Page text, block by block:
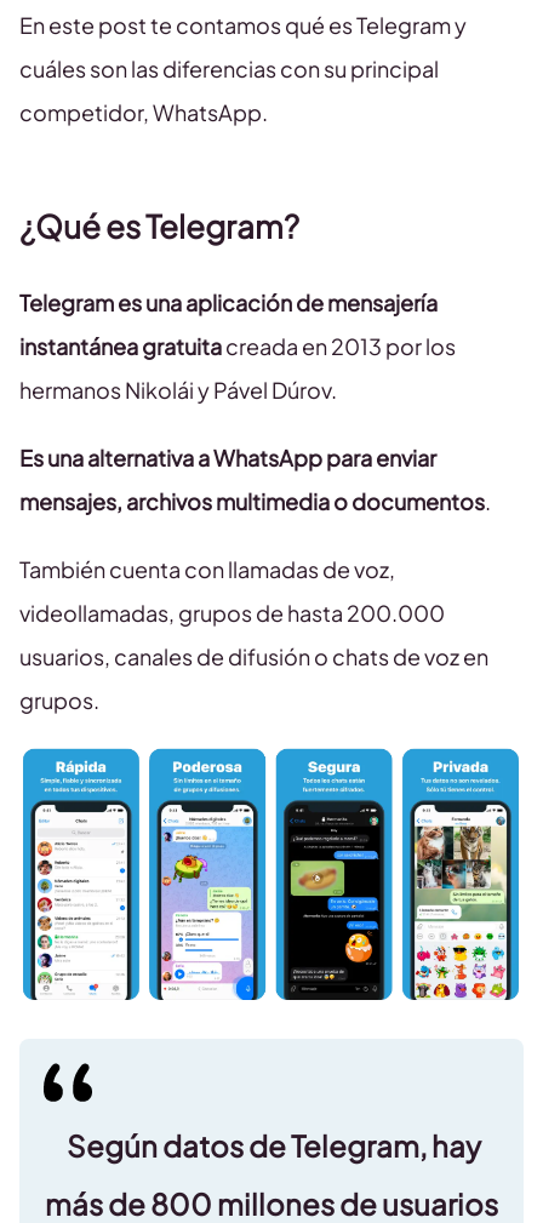
En este post te contamos qué es Telegram y
cuáles son las diferencias con su principal
competidor, WhatsApp.
¿Qué es Telegram?
Telegram es una aplicación de mensajería
instantánea gratuitacreada en 2013 por los
hermanos Nikolái y Pável Dúrov.
Es una alternativa a WhatsApppara enviar
mensajes, archivos multimedia o documentos.
También cuenta con llamadas de voz,
videollamadas, grupos de hasta 200.000
usuarios, canales de difusión o chats de voz en
grupos.
Según datos de Telegram, hay
más de 800 millones de usuarios